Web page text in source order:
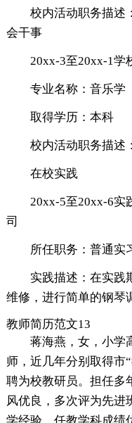
校内活动职务描述
会干事
20xx-3至20xx-1学
专业名称：音乐学
取得学历：本科
校内活动职务描述
在校实践
20xx-5至20xx-6实
司
所任职务：普通实
实践描述：在实践
维修，进行简单的钢琴
教师简历范文13
蒋海燕，女，小学
师，近几年分别取得市
聘为校教研员。担任多
风优良，多次评为先进